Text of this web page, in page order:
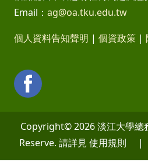
Email： ag@oa.tku.edu.tw
個人資料告知聲明 | 個資政策 |
Copyright© 2026 淡江大學總
Reserve. 請詳見 使用規則